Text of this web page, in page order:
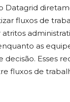
Datagrid
fluxos de
as
Esses
fluxos de